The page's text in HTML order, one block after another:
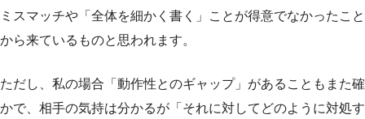
ミスマッチや「全体を細かく書く」ことが得意でなかったこと
から来ているものと思われます。
ただし、私の場合「動作性とのギャップ」があることもまた確
かで、相手の気持は分かるが「それに対してどのように対処す